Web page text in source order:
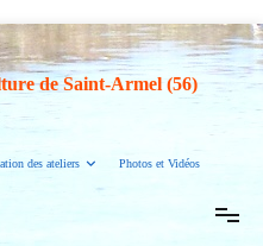
de Saint-Armel (56)
des ateliers Photos et Vidéos